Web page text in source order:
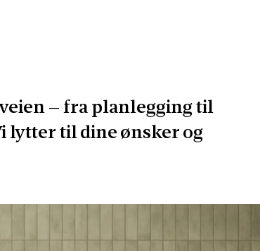
– fra planlegging til
lytter til dine ønsker og